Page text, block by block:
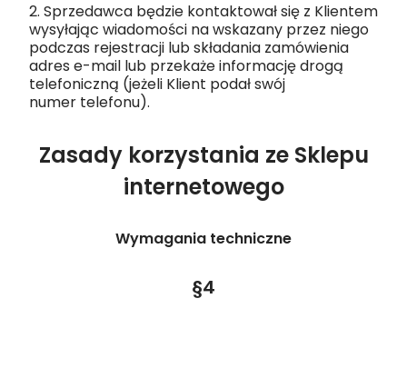
2. Sprzedawca będzie kontaktował się z Klientem
wysyłając wiadomości na wskazany przez niego
podczas rejestracji lub składania zamówienia
adres e-mail lub przekaże informację drogą
telefoniczną (jeżeli Klient podał swój
numer telefonu).
Zasady korzystania ze Sklepu
internetowego
Wymagania techniczne
§4